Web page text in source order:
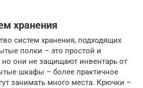
хранения
систем хранения, подходящих
полки – это простой и
но они не защищают инвентарь от
шкафы – более практичное
занимать много места. Крючки –